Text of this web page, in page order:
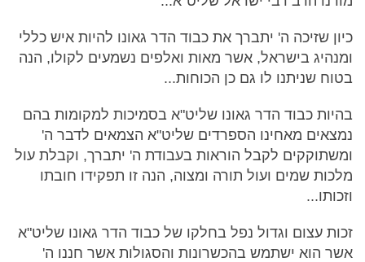
כיון שזיכה ה' יתברך את כבוד הדר גאונו להיות איש כללי
ומנהיג בישראל, אשר מאות ואלפים נשמעים לקולו, הנה
בטוח שניתנו לו גם כן הכוחות...
בהיות כבוד הדר גאונו שליט"א בסמיכות למקומות בהם
נמצאים מאחינו הספרדים שליט"א הצמאים לדבר ה'
ומשתוקקים לקבל הוראות בעבודת ה' יתברך, וקבלת עול
מלכות שמים ועול תורה ומצוה, הנה זו תפקידו חובתו
וזכותו...
זכות עצום וגדול נפל בחלקו של כבוד הדר גאונו שליט"א
אשר הוא ישתמש בהכשרונות והסגולות אשר חננו ה'